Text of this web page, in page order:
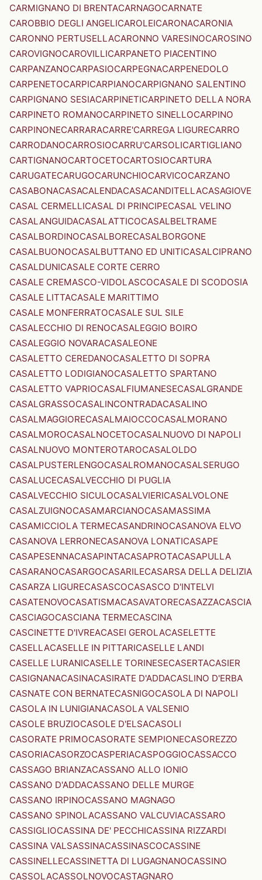
CARMIGNANO DI BRENTACARNAGOCARNATE
CAROBBIO DEGLI ANGELICAROLEICARONACARONIA
CARONNO PERTUSELLACARONNO VARESINOCAROSINO
CAROVIGNOCAROVILLICARPANETO PIACENTINO
CARPANZANOCARPASIOCARPEGNACARPENEDOLO
CARPENETOCARPICARPIANOCARPIGNANO SALENTINO
CARPIGNANO SESIACARPINETICARPINETO DELLA NORA
CARPINETO ROMANOCARPINETO SINELLOCARPINO
CARPINONECARRARACARRE'CARREGA LIGURECARRO
CARRODANOCARROSIOCARRU'CARSOLICARTIGLIANO
CARTIGNANOCARTOCETOCARTOSIOCARTURA
CARUGATECARUGOCARUNCHIOCARVICOCARZANO
CASABONACASACALENDACASACANDITELLACASAGIOVE
CASAL CERMELLICASAL DI PRINCIPECASAL VELINO
CASALANGUIDACASALATTICOCASALBELTRAME
CASALBORDINOCASALBORECASALBORGONE
CASALBUONOCASALBUTTANO ED UNITICASALCIPRANO
CASALDUNICASALE CORTE CERRO
CASALE CREMASCO-VIDOLASCOCASALE DI SCODOSIA
CASALE LITTACASALE MARITTIMO
CASALE MONFERRATOCASALE SUL SILE
CASALECCHIO DI RENOCASALEGGIO BOIRO
CASALEGGIO NOVARACASALEONE
CASALETTO CEREDANOCASALETTO DI SOPRA
CASALETTO LODIGIANOCASALETTO SPARTANO
CASALETTO VAPRIOCASALFIUMANESECASALGRANDE
CASALGRASSOCASALINCONTRADACASALINO
CASALMAGGIORECASALMAIOCCOCASALMORANO
CASALMOROCASALNOCETOCASALNUOVO DI NAPOLI
CASALNUOVO MONTEROTAROCASALOLDO
CASALPUSTERLENGOCASALROMANOCASALSERUGO
CASALUCECASALVECCHIO DI PUGLIA
CASALVECCHIO SICULOCASALVIERICASALVOLONE
CASALZUIGNOCASAMARCIANOCASAMASSIMA
CASAMICCIOLA TERMECASANDRINOCASANOVA ELVO
CASANOVA LERRONECASANOVA LONATICASAPE
CASAPESENNACASAPINTACASAPROTACASAPULLA
CASARANOCASARGOCASARILECASARSA DELLA DELIZIA
CASARZA LIGURECASASCOCASASCO D'INTELVI
CASATENOVOCASATISMACASAVATORECASAZZACASCIA
CASCIAGOCASCIANA TERMECASCINA
CASCINETTE D'IVREACASEI GEROLACASELETTE
CASELLACASELLE IN PITTARICASELLE LANDI
CASELLE LURANICASELLE TORINESECASERTACASIER
CASIGNANACASINACASIRATE D'ADDACASLINO D'ERBA
CASNATE CON BERNATECASNIGOCASOLA DI NAPOLI
CASOLA IN LUNIGIANACASOLA VALSENIO
CASOLE BRUZIOCASOLE D'ELSACASOLI
CASORATE PRIMOCASORATE SEMPIONECASOREZZO
CASORIACASORZOCASPERIACASPOGGIOCASSACCO
CASSAGO BRIANZACASSANO ALLO IONIO
CASSANO D'ADDACASSANO DELLE MURGE
CASSANO IRPINOCASSANO MAGNAGO
CASSANO SPINOLACASSANO VALCUVIACASSARO
CASSIGLIOCASSINA DE' PECCHICASSINA RIZZARDI
CASSINA VALSASSINACASSINASCOCASSINE
CASSINELLECASSINETTA DI LUGAGNANOCASSINO
CASSOLACASSOLNOVOCASTAGNARO